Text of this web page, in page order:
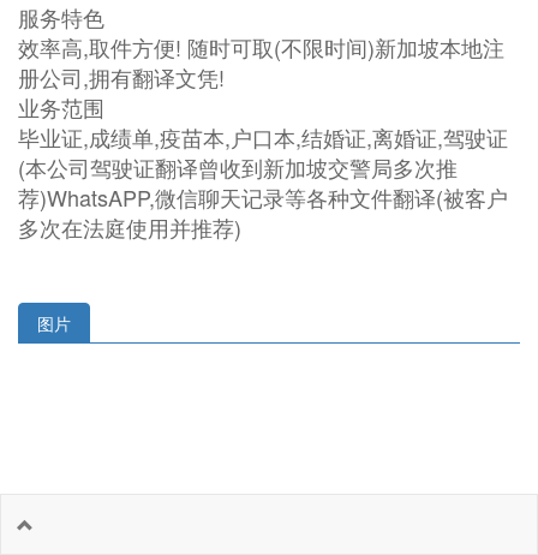
服务特色
效率高,取件方便! 随时可取(不限时间)新加坡本地注
册公司,拥有翻译文凭!
业务范围
毕业证,成绩单,疫苗本,户口本,结婚证,离婚证,驾驶证
(本公司驾驶证翻译曾收到新加坡交警局多次推
荐)WhatsAPP,微信聊天记录等各种文件翻译(被客户
多次在法庭使用并推荐)
图片